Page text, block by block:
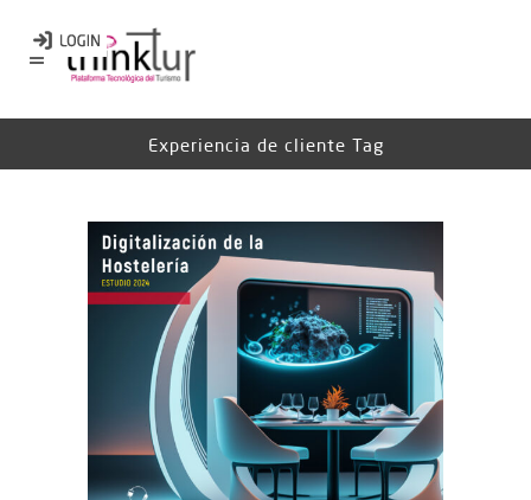
Experiencia de cliente Tag